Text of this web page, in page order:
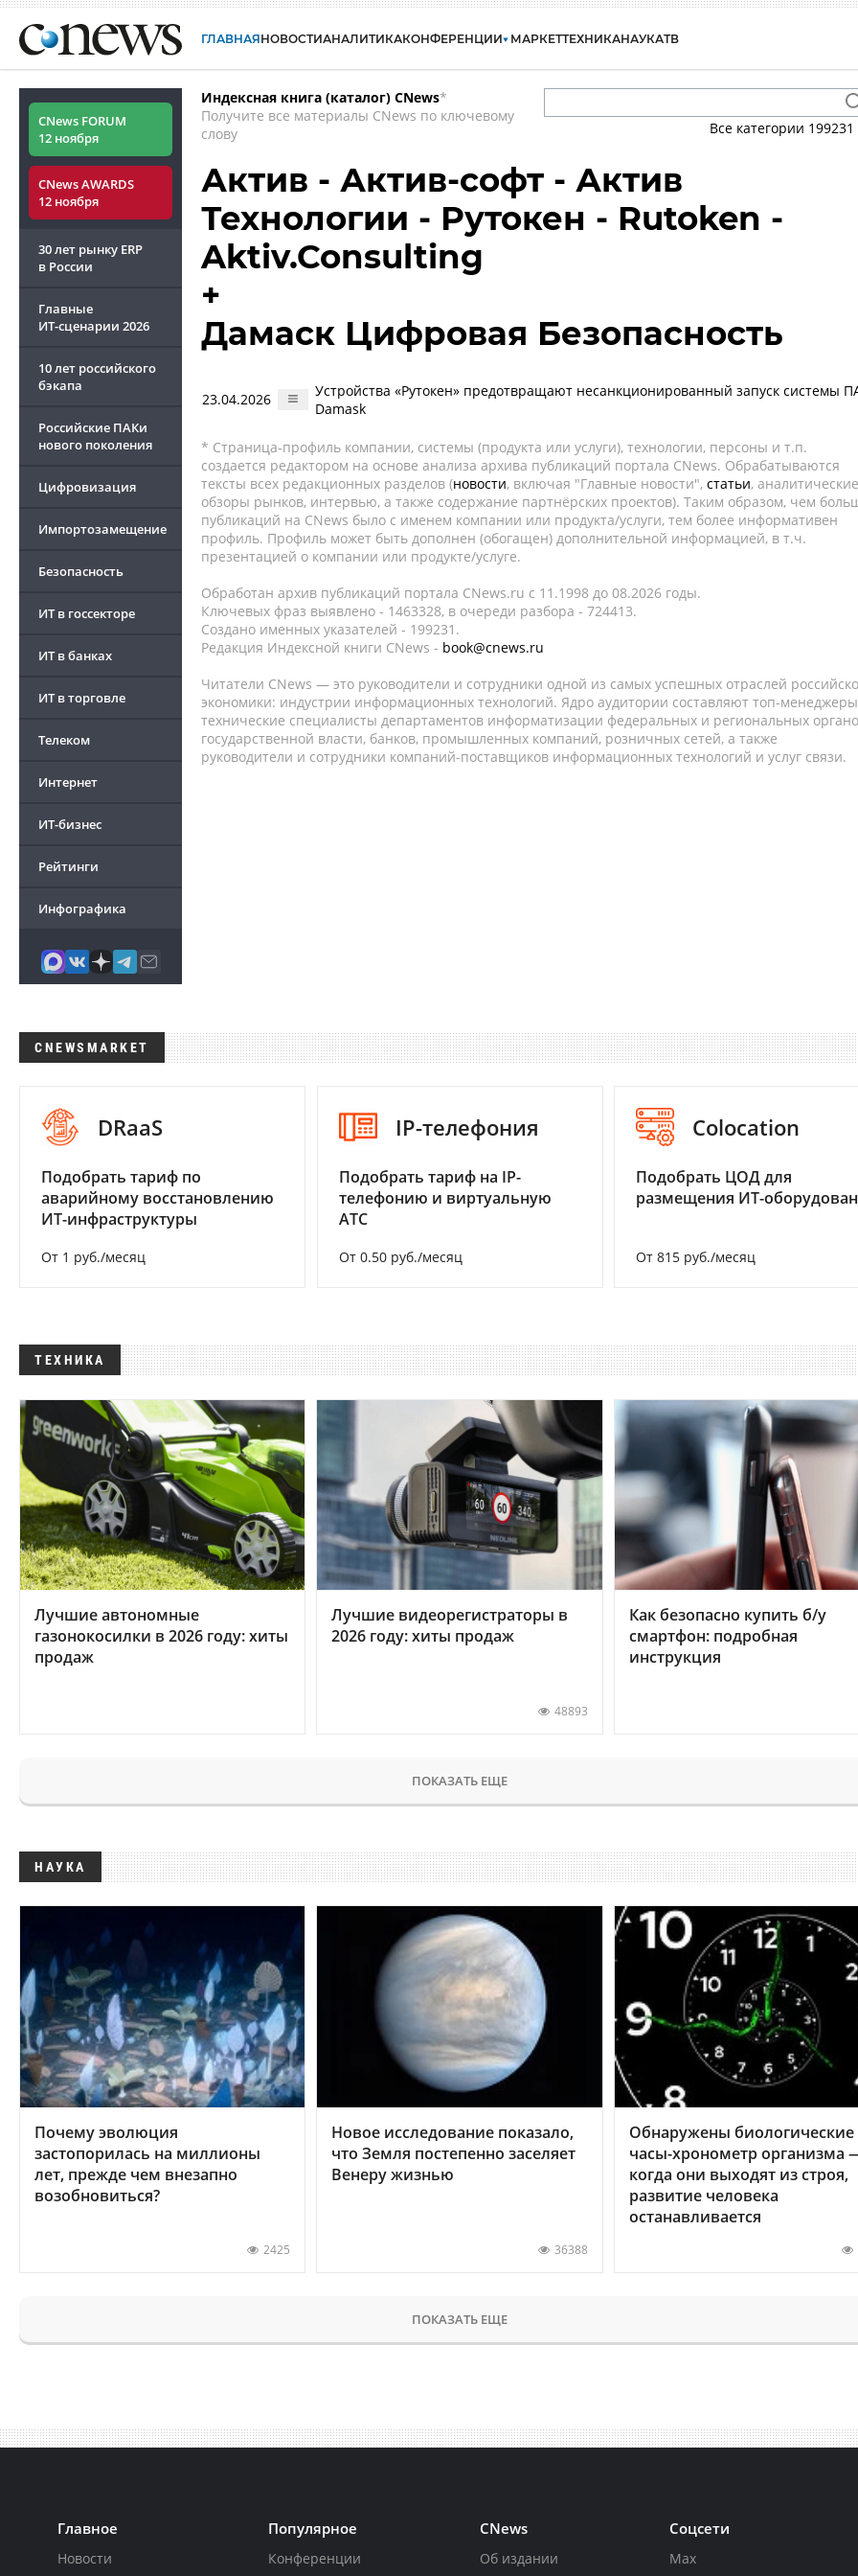
ГЛАВНАЯНОВОСТИАНАЛИТИКАКОНФЕРЕНЦИИ МАРКЕТТЕХНИКАНАУКАТВ
CNews FORUM
12 ноября
CNews AWARDS
12 ноября
30 лет рынку ERP
в России
Главные
ИТ-сценарии 2026
10 лет российского
бэкапа
Российские ПАКи
нового поколения
Цифровизация
Импортозамещение
Безопасность
ИТ в госсекторе
ИТ в банках
ИТ в торговле
Телеком
Интернет
ИТ-бизнес
Рейтинги
Инфографика
Индексная книга (каталог) CNews*
Получите все материалы CNews по ключевому
слову
Все категории 199231
Актив - Актив-софт - Актив
Технологии - Рутокен - Rutoken -
Aktiv.Consulting
+
Дамаск Цифровая Безопасность
23.04.2026
Устройства «Рутокен» предотвращают несанкционированный запуск системы
Damask
* Страница-профиль компании, системы (продукта или услуги), технологии, персоны и т.п.
создается редактором на основе анализа архива публикаций портала CNews. Обрабатываются
тексты всех редакционных разделов (новости, включая "Главные новости", статьи, аналитические
обзоры рынков, интервью, а также содержание партнёрских проектов). Таким образом, чем
публикаций на CNews было с именем компании или продукта/услуги, тем более информативен
профиль. Профиль может быть дополнен (обогащен) дополнительной информацией, в т.ч.
презентацией о компании или продукте/услуге.
Обработан архив публикаций портала CNews.ru c 11.1998 до 08.2026 годы.
Ключевых фраз выявлено - 1463328, в очереди разбора - 724413.
Создано именных указателей - 199231.
Редакция Индексной книги CNews - book@cnews.ru
Читатели CNews — это руководители и сотрудники одной из самых успешных отраслей
экономики: индустрии информационных технологий. Ядро аудитории составляют топ-
технические специалисты департаментов информатизации федеральных и региональных
государственной власти, банков, промышленных компаний, розничных сетей, а также
руководители и сотрудники компаний-поставщиков информационных технологий и услуг связи.
CNEWSMARKET
DRaaS
Подобрать тариф по
аварийному восстановлению
ИТ-инфраструктуры
От 1 руб./месяц
IP-телефония
Подобрать тариф на IP-
телефонию и виртуальную
АТС
От 0.50 руб./месяц
Colocation
Подобрать ЦОД для
размещения ИТ-
От 815 руб./месяц
ТЕХНИКА
Лучшие автономные
газонокосилки в 2026 году: хиты
продаж
Лучшие видеорегистраторы в
2026 году: хиты продаж
48893
Как безопасно купить б/у
смартфон: подробная
инструкция
ПОКАЗАТЬ ЕЩЕ
НАУКА
Почему эволюция
застопорилась на миллионы
лет, прежде чем внезапно
возобновиться?
2425
Новое исследование показало,
что Земля постепенно заселяет
Венеру жизнью
36388
Обнаружены биологические
часы-хронометр организма
когда они выходят из строя,
развитие человека
останавливается
ПОКАЗАТЬ ЕЩЕ
Главное
Новости
Популярное
Конференции
CNews
Об издании
Соцсети
Max